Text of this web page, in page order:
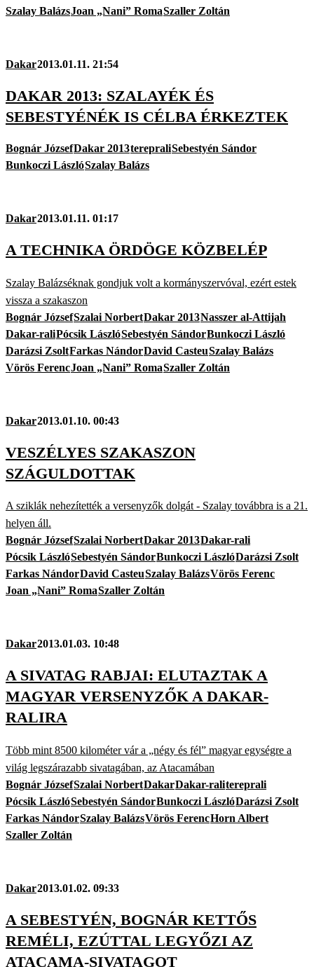
Szalay BalázsJoan „Nani” RomaSzaller Zoltán
Dakar2013.01.11. 21:54
DAKAR 2013: SZALAYÉK ÉS
SEBESTYÉNÉK IS CÉLBA ÉRKEZTEK
Bognár JózsefDakar 2013terepraliSebestyén Sándor
Bunkoczi LászlóSzalay Balázs
Dakar2013.01.11. 01:17
A TECHNIKA ÖRDÖGE KÖZBELÉP
Szalay Balázséknak gondjuk volt a kormányszervóval, ezért estek
vissza a szakaszon
Bognár JózsefSzalai NorbertDakar 2013Nasszer al-Attijah
Dakar-raliPócsik LászlóSebestyén SándorBunkoczi László
Darázsi ZsoltFarkas NándorDavid CasteuSzalay Balázs
Vörös FerencJoan „Nani” RomaSzaller Zoltán
Dakar2013.01.10. 00:43
VESZÉLYES SZAKASZON
SZÁGULDOTTAK
A sziklák nehezítették a versenyzők dolgát - Szalay továbbra is a 21.
helyen áll.
Bognár JózsefSzalai NorbertDakar 2013Dakar-rali
Pócsik LászlóSebestyén SándorBunkoczi LászlóDarázsi Zsolt
Farkas NándorDavid CasteuSzalay BalázsVörös Ferenc
Joan „Nani” RomaSzaller Zoltán
Dakar2013.01.03. 10:48
A SIVATAG RABJAI: ELUTAZTAK A
MAGYAR VERSENYZŐK A DAKAR-
RALIRA
Több mint 8500 kilométer vár a „négy és fél” magyar egységre a
világ legszárazabb sivatagában, az Atacamában
Bognár JózsefSzalai NorbertDakarDakar-ralitereprali
Pócsik LászlóSebestyén SándorBunkoczi LászlóDarázsi Zsolt
Farkas NándorSzalay BalázsVörös FerencHorn Albert
Szaller Zoltán
Dakar2013.01.02. 09:33
A SEBESTYÉN, BOGNÁR KETTŐS
REMÉLI, EZÚTTAL LEGYŐZI AZ
ATACAMA-SIVATAGOT